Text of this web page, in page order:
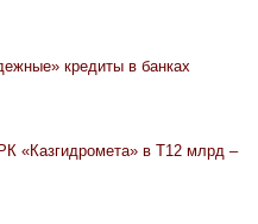
кредиты в банках
«Казгидромета» в Т12 млрд –